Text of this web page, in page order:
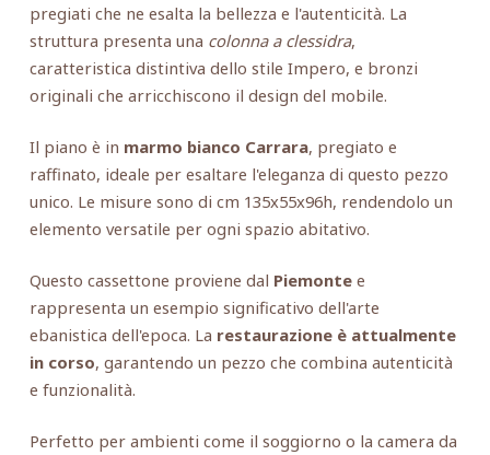
pregiati che ne esalta la bellezza e l'autenticità. La
struttura presenta una colonna a clessidra,
caratteristica distintiva dello stile Impero, e bronzi
originali che arricchiscono il design del mobile.
Il piano è in marmo bianco Carrara, pregiato e
raffinato, ideale per esaltare l'eleganza di questo pezzo
unico. Le misure sono di cm 135x55x96h, rendendolo un
elemento versatile per ogni spazio abitativo.
Questo cassettone proviene dal Piemontee
rappresenta un esempio significativo dell'arte
ebanistica dell'epoca. La restaurazione è attualmente
in corso, garantendo un pezzo che combina autenticità
e funzionalità.
Perfetto per ambienti come il soggiorno o la camera da